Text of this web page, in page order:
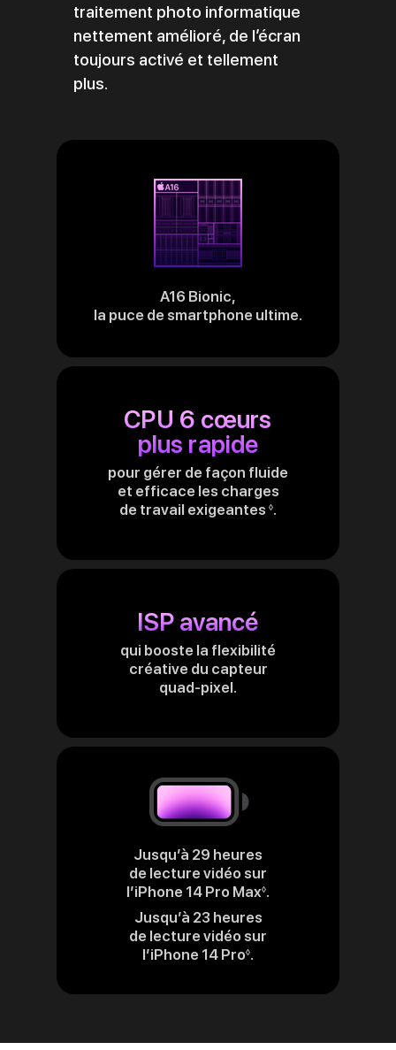
traitement photo informatique
nettement amélioré, de l’écran
toujours activé et tellement
plus.
A16 Bionic,
la puce de smartphone ultime.
CPU 6 cœurs
plus rapide
pour gérer de façon fluide
et efficace les charges
de travail exigeantes ◊.
mentions
légales
ISP avancé
qui booste la flexibilité
créative du capteur
quad‑pixel.
Jusqu’à 29 heures
de lecture vidéo sur
l’iPhone 14 Pro Max◊.
Jusqu’à 23 heures
de lecture vidéo sur
l’iPhone 14 Pro◊.
mentions